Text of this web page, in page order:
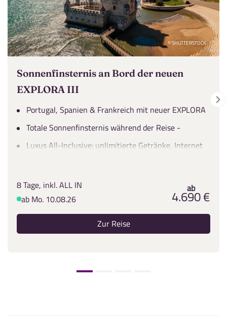
© SHUTTERSTOCK
Sonnenfinsternis an Bord der neuen
EXPLORA III
Portugal, Spanien & Frankreich mit neuer EXPLORA
III inkl. An- und Abreisepaket
Totale Sonnenfinsternis während der Reise -
erstmals seit 1999 wieder über europäischem
Festland
Luxus All-Inclusive: unlimitierte Getränke, Internet
8 Tage, inkl. ALL IN
ab Mo. 10.08.26
ab
4.690 €
Zur Reise